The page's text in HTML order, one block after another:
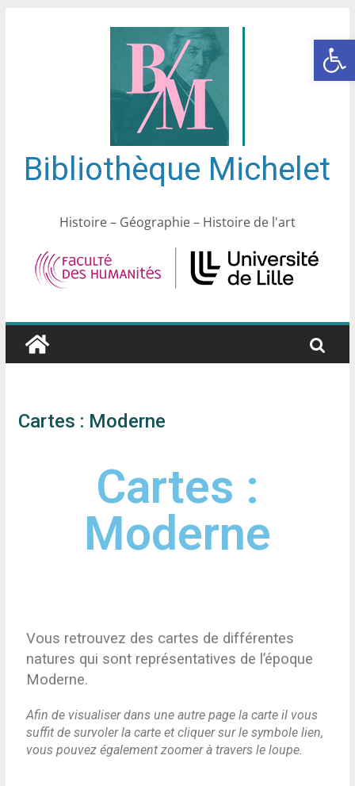
Ouvrir la barre d’outils
Bibliothèque Michelet
Histoire – Géographie – Histoire de l'art
Cartes : Moderne
Cartes :
Moderne
Vous retrouvez des cartes de différentes
natures qui sont représentatives de l’époque
Moderne.
Afin de visualiser dans une autre page la carte il vous
suffit de survoler la carte et cliquer sur le symbole lien,
vous pouvez également zoomer à travers le loupe.